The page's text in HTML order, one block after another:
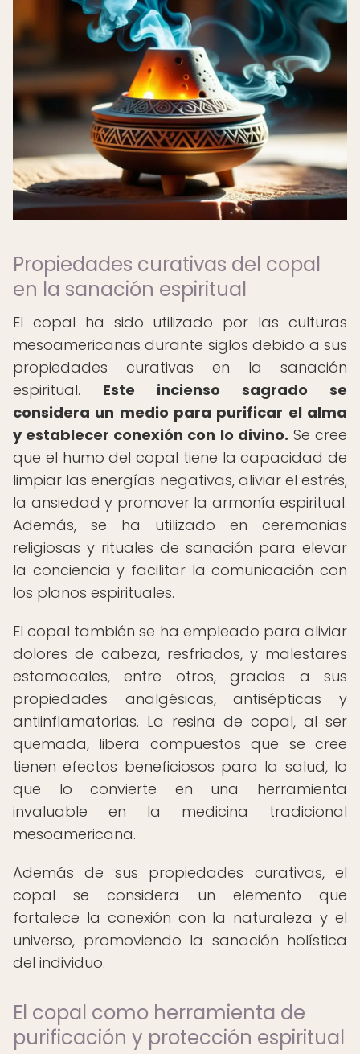
Propiedades curativas del copal
en la sanación espiritual
El copal ha sido utilizado por las culturas
mesoamericanas durante siglos debido a sus
propiedades curativas en la sanación
espiritual. Este incienso sagrado se
considera un medio para purificar el alma
y establecer conexión con lo divino. Se cree
que el humo del copal tiene la capacidad de
limpiar las energías negativas, aliviar el estrés,
la ansiedad y promover la armonía espiritual.
Además, se ha utilizado en ceremonias
religiosas y rituales de sanación para elevar
la conciencia y facilitar la comunicación con
los planos espirituales.
El copal también se ha empleado para aliviar
dolores de cabeza, resfriados, y malestares
estomacales, entre otros, gracias a sus
propiedades analgésicas, antisépticas y
antiinflamatorias. La resina de copal, al ser
quemada, libera compuestos que se cree
tienen efectos beneficiosos para la salud, lo
que lo convierte en una herramienta
invaluable en la medicina tradicional
mesoamericana.
Además de sus propiedades curativas, el
copal se considera un elemento que
fortalece la conexión con la naturaleza y el
universo, promoviendo la sanación holística
del individuo.
El copal como herramienta de
purificación y protección espiritual